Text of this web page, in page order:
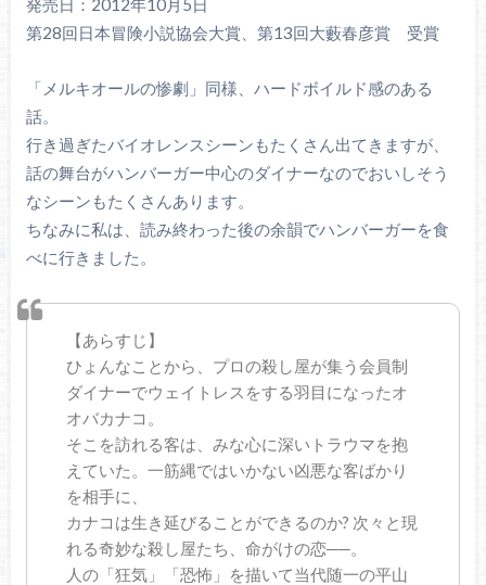
発売日：2012年10月5日
第28回日本冒険小説協会大賞、第13回大藪春彦賞 受賞
「メルキオールの惨劇」同様、ハードボイルド感のある
話。
行き過ぎたバイオレンスシーンもたくさん出てきますが、
話の舞台がハンバーガー中心のダイナーなのでおいしそう
なシーンもたくさんあります。
ちなみに私は、読み終わった後の余韻でハンバーガーを食
べに行きました。
【あらすじ】
ひょんなことから、プロの殺し屋が集う会員制
ダイナーでウェイトレスをする羽目になったオ
オバカナコ。
そこを訪れる客は、みな心に深いトラウマを抱
えていた。一筋縄ではいかない凶悪な客ばかり
を相手に、
カナコは生き延びることができるのか? 次々と現
れる奇妙な殺し屋たち、命がけの恋──。
人の「狂気」「恐怖」を描いて当代随一の平山